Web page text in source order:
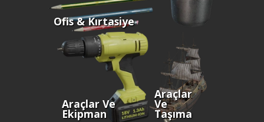
Ofis & Kırtasiye
Araçlar Ve
Ekipman
Araçlar
Ve
Taşıma